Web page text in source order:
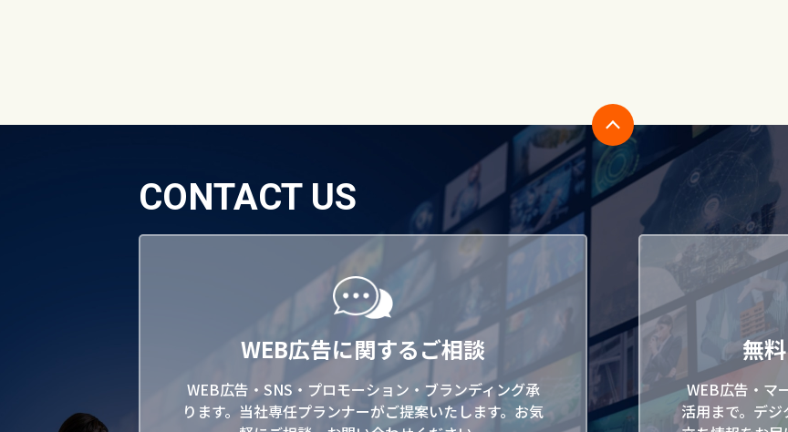
CONTACT US
WEB広告に関するご相談
WEB広告・SNS・プロモーション・ブランディング承
ります。当社専任プランナーがご提案いたします。お気
無
WEB広告・マ
活用まで。デ